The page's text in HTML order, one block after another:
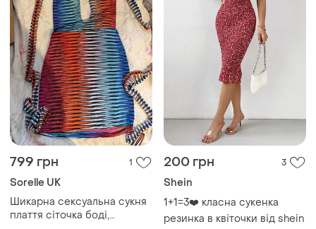
799 грн 1
Sorelle UK
Шикарна сексуальна сукня
плаття сіточка боді,
200 грн 3
Shein
1+1=3❤️ класна сукенка
резинка в квіточки від shein